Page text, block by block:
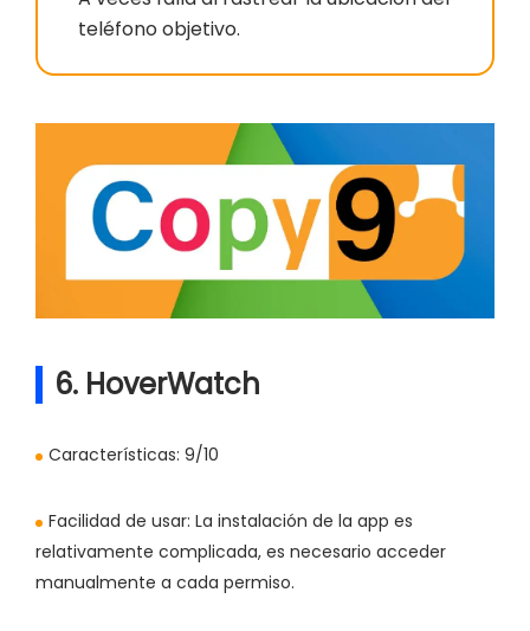
teléfono objetivo.
6. HoverWatch
Características: 9/10
Facilidad de usar: La instalación de la app es
relativamente complicada, es necesario acceder
manualmente a cada permiso.